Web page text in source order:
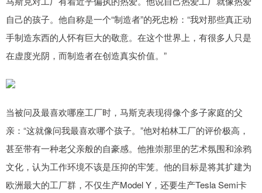
自己的孩子。他自称是一个“制造者”的死忠粉：“我对那些真正动
手制造东西的人怀有巨大的敬意。在这个世界上，有很多人只是
在虚度光阴，而制造者在创造真实价值。”
当被问及最喜欢哪座工厂时，马斯克表现得像个多子家庭的父
亲：“这就像问我最喜欢哪个孩子。”他对柏林工厂的评价极高，
甚至带有一种老父亲般的自豪感。他推崇那里的艺术氛围和涂鸦
文化，认为工作环境不该是压抑的牢笼。他的目标是将其扩建为
欧洲最大的工厂群，不仅生产Model Y，还要生产Tesla Semi卡